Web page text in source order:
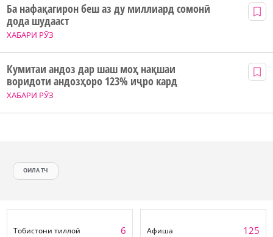
ХАБАРИ РӮЗ
Ба нафақагирон беш аз ду миллиард сомонӣ
дода шудааст
ХАБАРИ РӮЗ
Кумитаи андоз дар шаш моҳ нақшаи
воридоти андозҳоро 123% иҷро кард
ОИЛА ТЧ
Тобистони тиллоӣ 6 Афиша 125